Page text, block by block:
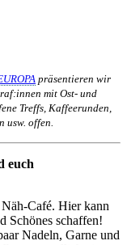
präsentieren wir
mit Ost- und
Treffs, Kaffeerunden,
usw. offen.
euch
Café. Hier kann
Schönes schaffen!
Nadeln, Garne und